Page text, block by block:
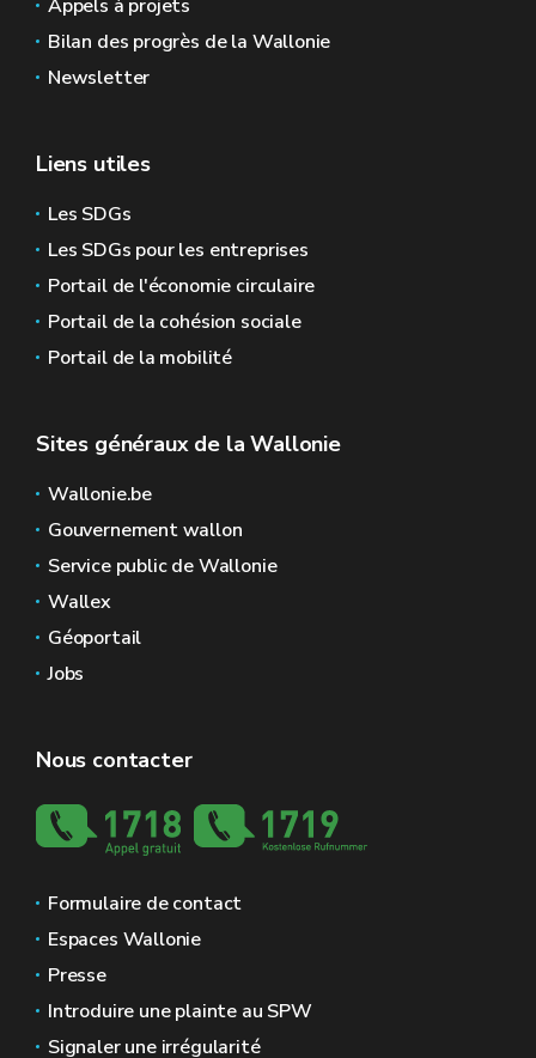
Appels à projets
Bilan des progrès de la Wallonie
Newsletter
Liens utiles
Les SDGs
Les SDGs pour les entreprises
Portail de l'économie circulaire
Portail de la cohésion sociale
Portail de la mobilité
Sites généraux de la Wallonie
Wallonie.be
Gouvernement wallon
Service public de Wallonie
Wallex
Géoportail
Jobs
Nous contacter
Formulaire de contact
Espaces Wallonie
Presse
Introduire une plainte au SPW
Signaler une irrégularité